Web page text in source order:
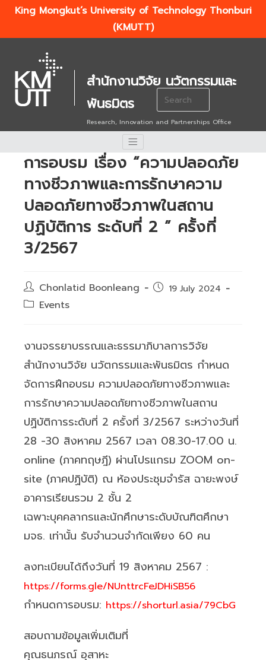
King Mongkut’s University of Technology Thonburi
(KMUTT)
สำนักงานวิจัย นวัตกรรมและ
พันธมิตร
Research, Innovation and Partnerships Office
Search
for:
การอบรม เรื่อง “ความปลอดภัย
ทางชีวภาพและการรักษาความ
ปลอดภัยทางชีวภาพในสถาน
ปฏิบัติการ ระดับที่ 2 ” ครั้งที่
3/2567
Post
author:
Chonlatid Boonleang
Post19 July 2024
PostEvents
งานจรรยาบรรณและธรรมาภิบาลการวิจัย
สำนักงานวิจัย นวัตกรรมและพันธมิตร กำหนด
จัดการฝึกอบรม ความปลอดภัยทางชีวภาพและ
การรักษาความปลอดภัยทางชีวภาพในสถาน
ปฏิบัติการระดับที่ 2 ครั้งที่ 3/2567 ระหว่างวันที่
28 -30 สิงหาคม 2567 เวลา 08.30-17.00 น.
online (ภาคทฤษฎี) ผ่านโปรแกรม ZOOM on-
site (ภาคปฏิบัติ) ณ ห้องประชุมจำรัส ฉายะพงษ์
อาคารเรียนรวม 2 ชั้น 2
เฉพาะบุคคลากรและนักศึกษาระดับบัณฑิตศึกษา
มจธ. เท่านั้น รับจำนวนจำกัดเพียง 60 คน
ลงทะเบียนได้ถึงวันที่ 19 สิงหาคม 2567 :
https://forms.gle/NUnttrcFeJDHiSB56
กำหนดการอบรม: https://shorturl.asia/79CbG
สอบถามข้อมูลเพิ่มเติมที่
คุณธนภรณ์ อุสาหะ